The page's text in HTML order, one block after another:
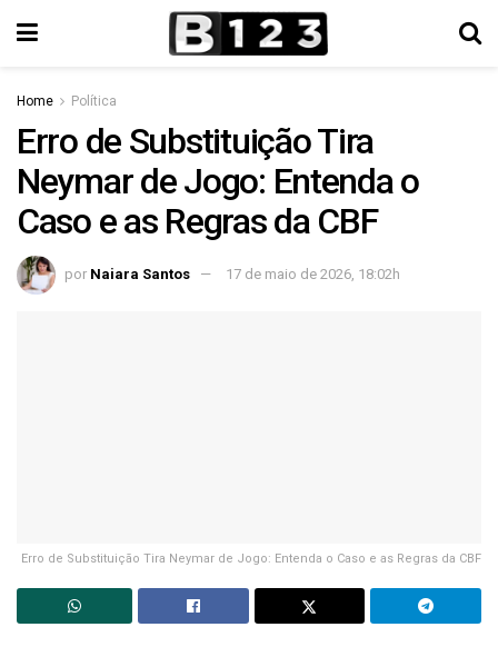
Home Política
Erro de Substituição Tira
Neymar de Jogo: Entenda o
Caso e as Regras da CBF
por Naiara Santos 17 de maio de 2026, 18:02h
Erro de Substituição Tira Neymar de Jogo: Entenda o Caso e as Regras da CBF